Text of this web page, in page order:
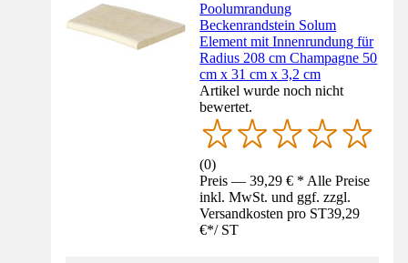
Poolumrandung
Beckenrandstein Solum
Element mit Innenrundung für
Radius 208 cm Champagne 50
cm x 31 cm x 3,2 cm
Artikel wurde noch nicht
bewertet.
(0)
Preis — 39,29 € * Alle Preise
inkl. MwSt. und ggf. zzgl.
Versandkosten pro ST39,29
€*/ ST